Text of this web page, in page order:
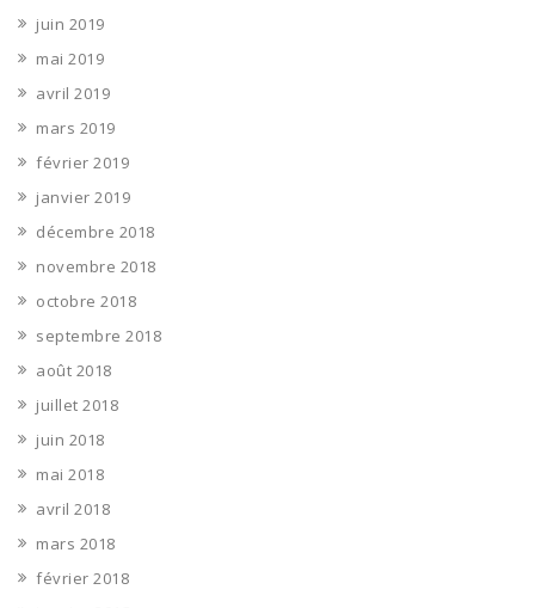
juin 2019
mai 2019
avril 2019
mars 2019
février 2019
janvier 2019
décembre 2018
novembre 2018
octobre 2018
septembre 2018
août 2018
juillet 2018
juin 2018
mai 2018
avril 2018
mars 2018
février 2018